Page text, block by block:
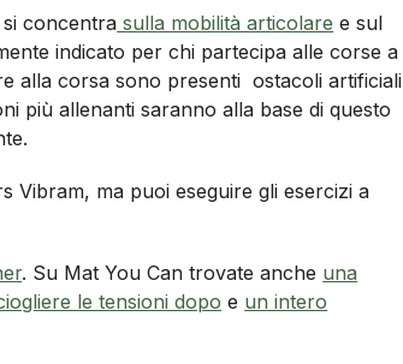
concentra sulla mobilità articolare e sul
indicato per chi partecipa alle corse a
alla corsa sono presenti ostacoli artificiali
più allenanti saranno alla base di questo
Vibram, ma puoi eseguire gli esercizi a
. Su Mat You Can trovate anche una
le tensioni dopo e un intero